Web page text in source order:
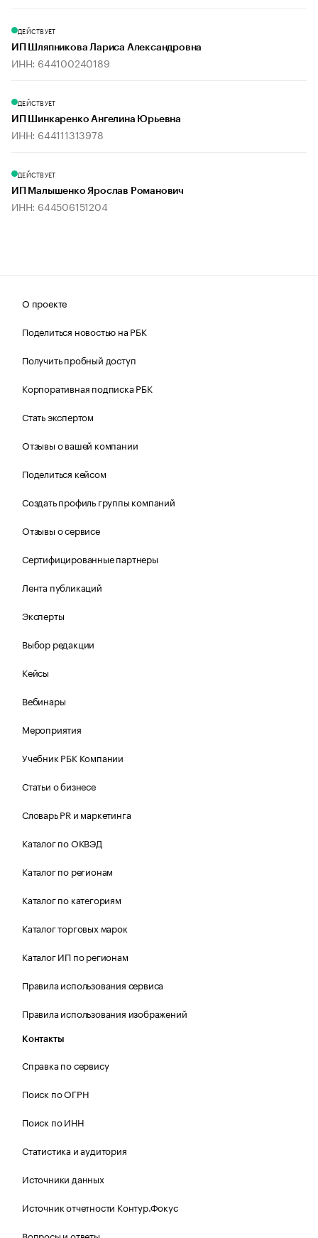
ДЕЙСТВУЕТ
ИП Шляпникова Лариса Александровна
ИНН: 644100240189
ДЕЙСТВУЕТ
ИП Шинкаренко Ангелина Юрьевна
ИНН: 644111313978
ДЕЙСТВУЕТ
ИП Малышенко Ярослав Романович
ИНН: 644506151204
О проекте
Поделиться новостью на РБК
Получить пробный доступ
Корпоративная подписка РБК
Стать экспертом
Отзывы о вашей компании
Поделиться кейсом
Создать профиль группы компаний
Отзывы о сервисе
Сертифицированные партнеры
Лента публикаций
Эксперты
Выбор редакции
Кейсы
Вебинары
Мероприятия
Учебник РБК Компании
Статьи о бизнесе
Словарь PR и маркетинга
Каталог по ОКВЭД
Каталог по регионам
Каталог по категориям
Каталог торговых марок
Каталог ИП по регионам
Правила использования сервиса
Правила использования изображений
Контакты
Справка по сервису
Поиск по ОГРН
Поиск по ИНН
Статистика и аудитория
Источники данных
Источник отчетности Контур.Фокус